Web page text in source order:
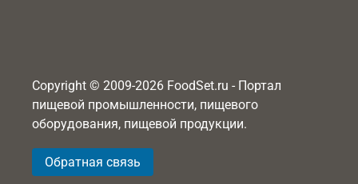
Copyright © 2009-2026 FoodSet.ru - Портал
пищевой промышленности, пищевого
оборудования, пищевой продукции.
Обратная связь